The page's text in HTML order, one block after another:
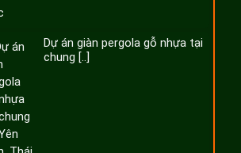
Dự án giàn pergola gỗ nhựa tại
chung [..]